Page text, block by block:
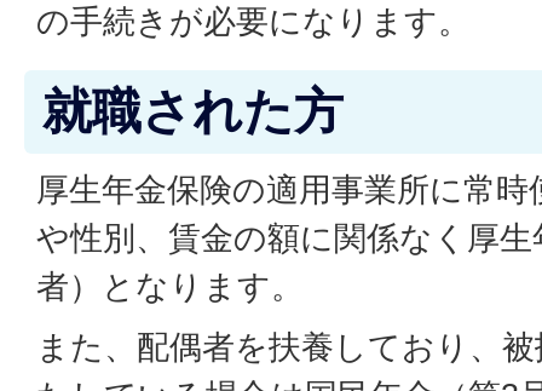
の手続きが必要になります。
就職された方
厚生年金保険の適用事業所に常
や性別、賃金の額に関係なく厚
者）となります。
また、配偶者を扶養しており、